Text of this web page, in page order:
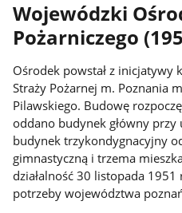
Wojewódzki
Pożarniczego
Ośrodek powstał z inicjatywy
Straży Pożarnej m. Poznania
Pilawskiego. Budowę
oddano budynek główny przy
budynek trzykondygnacyjny
gimnastyczną i trzema
działalność 30 listopada
potrzeby województwa